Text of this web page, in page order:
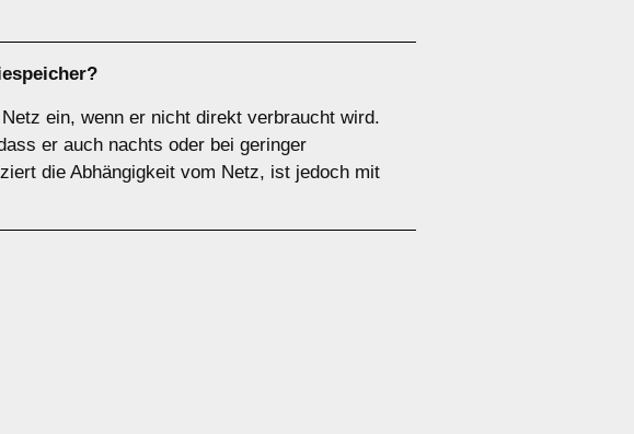
?
ein, wenn er nicht direkt verbraucht wird.
er auch nachts oder bei geringer
die Abhängigkeit vom Netz, ist jedoch mit